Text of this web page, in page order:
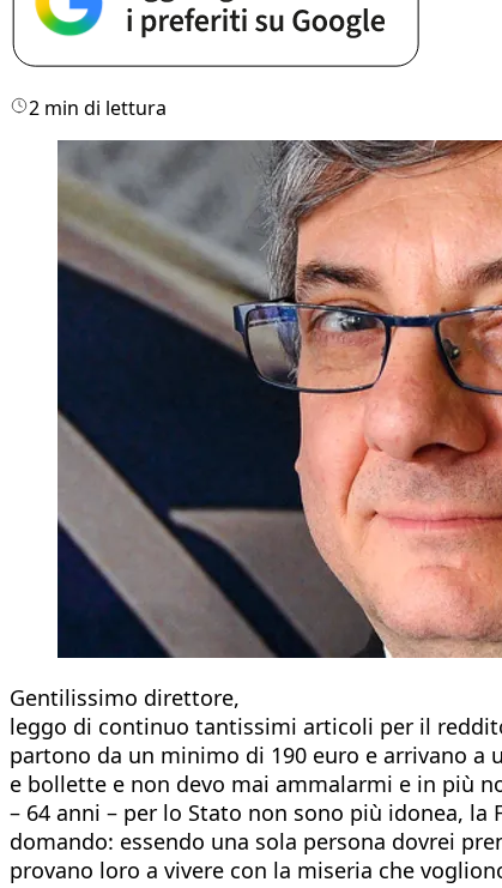
2 min di lettura
Gentilissimo direttore,
leggo di continuo tantissimi articoli per il
partono da un minimo di 190 euro e arrivano a
e bollette e non devo mai ammalarmi e in più
– 64 anni – per lo Stato non sono più idonea,
domando: essendo una sola persona dovrei
provano loro a vivere con la miseria che